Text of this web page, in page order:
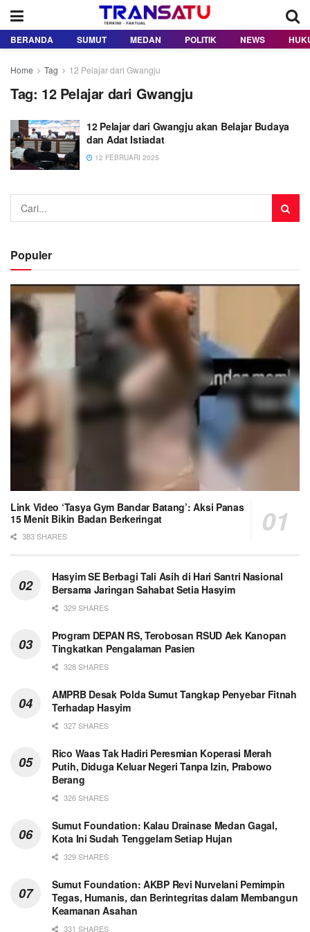
BERANDA SUMUT MEDAN POLITIK NEWS
Home Tag 12 Pelajar dari Gwangju
Tag: 12 Pelajar dari Gwangju
12 Pelajar dari Gwangju akan Belajar Budaya
dan Adat Istiadat
12 FEBRUARI 2025
Populer
Link Video ‘Tasya Gym Bandar Batang’: Aksi Panas
15 Menit Bikin Badan Berkeringat
383 SHARES
Hasyim SE Berbagi Tali Asih di Hari Santri Nasional
Bersama Jaringan Sahabat Setia Hasyim
329 SHARES
Program DEPAN RS, Terobosan RSUD Aek Kanopan
Tingkatkan Pengalaman Pasien
328 SHARES
AMPRB Desak Polda Sumut Tangkap Penyebar Fitnah
Terhadap Hasyim
327 SHARES
Rico Waas Tak Hadiri Peresmian Koperasi Merah
Putih, Diduga Keluar Negeri Tanpa Izin, Prabowo
Berang
326 SHARES
Sumut Foundation: Kalau Drainase Medan Gagal,
Kota Ini Sudah Tenggelam Setiap Hujan
329 SHARES
Sumut Foundation: AKBP Revi Nurvelani Pemimpin
Tegas, Humanis, dan Berintegritas dalam Membangun
Keamanan Asahan
331 SHARES